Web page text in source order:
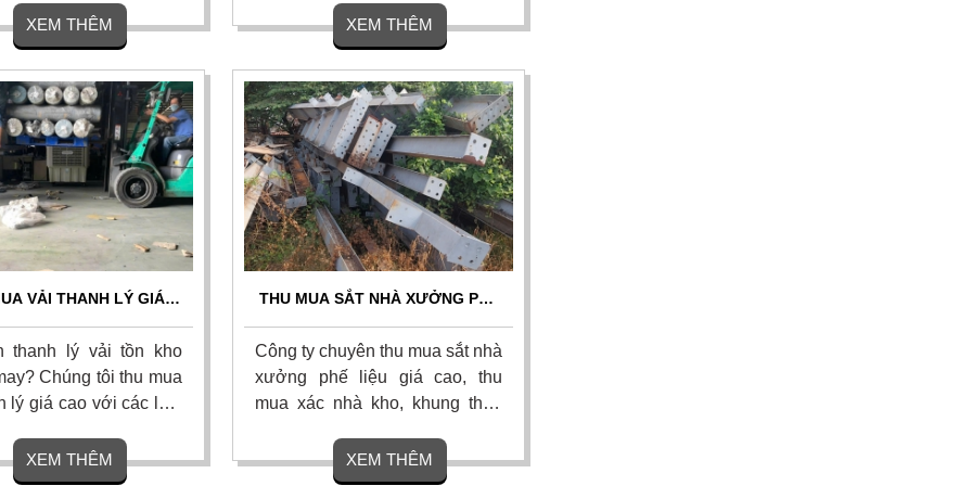
cả các loại mảnh dao
phay ngón carbide,
siêu cứng, chíp phế
cưa hợp kim đã
hoặc hư hỏng. Liên
XEM THÊM
chủng loại, hư hỏng, nứt vỡ từ
xưởng cơ khí. Liên hệ ngay để
nhận báo giá chính xác và ưu
đãi hoa hồng cao.
XEM THÊM
VẢI THANH LÝ GIÁ
TOÁN 1 LẦN
thanh lý vải tồn kho
Chúng tôi thu mua
lý giá cao với các loại
thị trường. Cam kết
tận nơi, bốc xếp nhanh,
XEM THÊM
THU MUA SẮT NHÀ XƯỞNG PHẾ
NƠI
Công ty chuyên thu mua sắt nhà
xưởng phế liệu giá cao, thu
mua xác nhà kho, khung thép
phelieuthuanphat.net Chúng tôi
cam kết định giá chính xác, hỗ
XEM THÊM